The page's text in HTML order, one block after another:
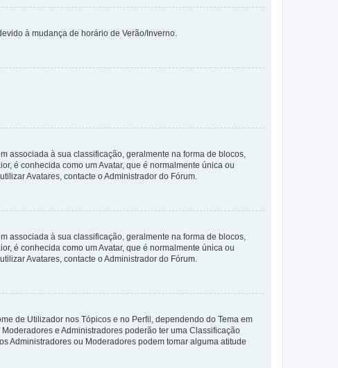
à mudança de horário de Verão/Inverno.
associada à sua classificação, geralmente na forma de blocos,
é conhecida como um Avatar, que é normalmente única ou
Avatares, contacte o Administrador do Fórum.
associada à sua classificação, geralmente na forma de blocos,
é conhecida como um Avatar, que é normalmente única ou
Avatares, contacte o Administrador do Fórum.
de Utilizador nos Tópicos e no Perfil, dependendo do Tema em
e Administradores poderão ter uma Classificação
Administradores ou Moderadores podem tomar alguma atitude